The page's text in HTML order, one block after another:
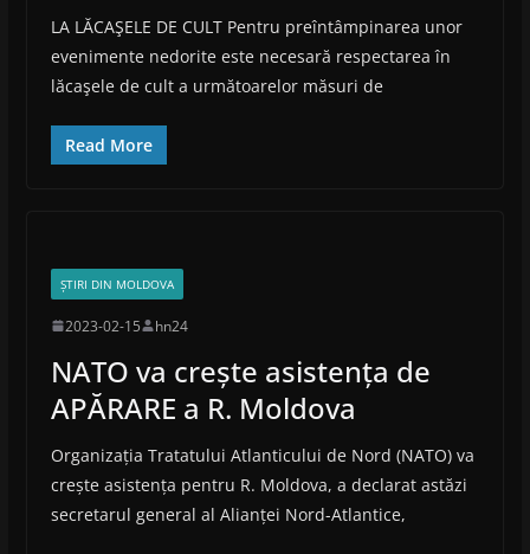
LA LĂCAŞELE DE CULT Pentru preîntâmpinarea unor
evenimente nedorite este necesară respectarea în
lăcaşele de cult a următoarelor măsuri de
Read More
ȘTIRI DIN MOLDOVA
2023-02-15 hn24
NATO va crește asistența de
APĂRARE a R. Moldova
Organizația Tratatului Atlanticului de Nord (NATO) va
crește asistența pentru R. Moldova, a declarat astăzi
secretarul general al Alianței Nord-Atlantice,